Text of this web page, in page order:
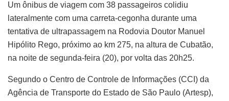
Um ônibus de viagem com 38 passageiros colidiu
lateralmente com uma carreta-cegonha durante uma
tentativa de ultrapassagem na Rodovia Doutor Manuel
Hipólito Rego, próximo ao km 275, na altura de Cubatão,
na noite de segunda-feira (20), por volta das 20h25.
Segundo o Centro de Controle de Informações (CCI) da
Agência de Transporte do Estado de São Paulo (Artesp),